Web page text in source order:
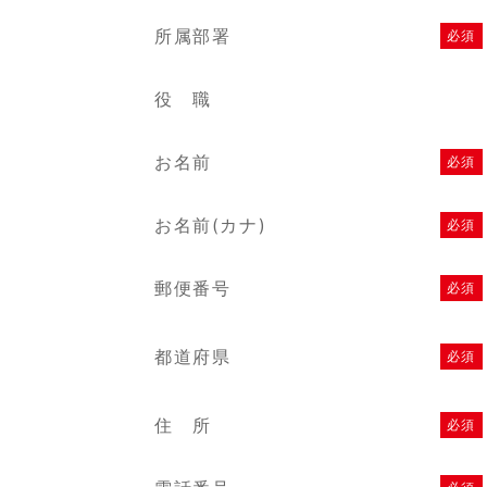
所属部署 必須
役 職
お名前 必須
お名前(カナ) 必須
郵便番号 必須
都道府県 必須
住 所 必須